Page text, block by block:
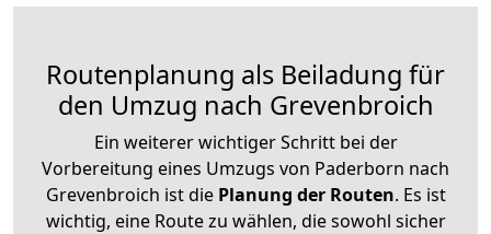
Routenplanung als Beiladung für
den Umzug nach Grevenbroich
Ein weiterer wichtiger Schritt bei der
Vorbereitung eines Umzugs von Paderborn nach
Grevenbroich ist diePlanung der Routen. Es ist
wichtig, eine Route zu wählen, die sowohl sicher